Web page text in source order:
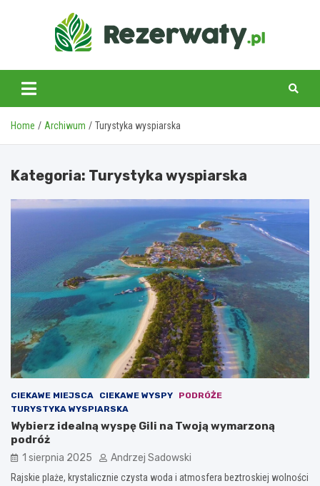
Home Archiwum Turystyka wyspiarska
Kategoria: Turystyka wyspiarska
CIEKAWE MIEJSCA CIEKAWE WYSPY
PODRÓŻE
TURYSTYKA WYSPIARSKA
Wybierz idealną wyspę Gili na Twoją wymarzoną
podróż
1 sierpnia 2025 Andrzej Sadowski
Rajskie plaże, krystalicznie czysta woda i atmosfera beztroskiej wolności